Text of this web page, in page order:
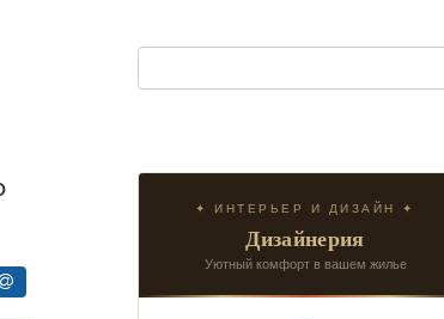
✦ ИНТЕРЬЕР И ДИЗАЙН ✦
Дизайнерия
Уютный комфорт в вашем жилье